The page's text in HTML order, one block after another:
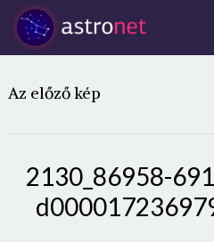
Az előző kép
2130_86958-